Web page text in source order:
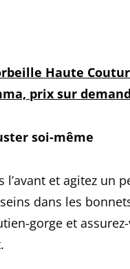
Haute
prix sur
soi-même
l’avant et agitez un
dans les
gorge et